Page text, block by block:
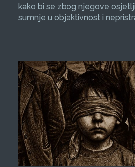
kako bi se zbog njegove
sumnje u objektivnost i